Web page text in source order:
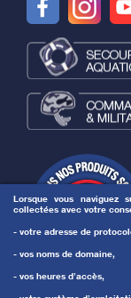
Lorsque vous naviguez
collectées avec votre
- votre adresse de
- vos noms de domaine,
- vos heures d’accès,